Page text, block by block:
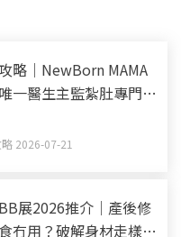
略｜NewBorn MAMA
一醫生主監紮肚專門店
產後身體
2026-07-21
展2026推介｜產後修
冇用？破解身材走樣迷